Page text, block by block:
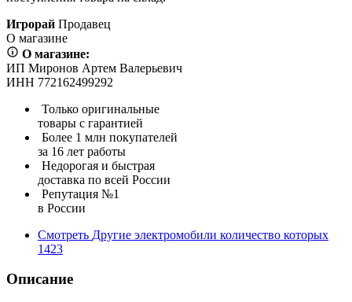
Игрорай Продавец
О магазине
О магазине:
ИП Миронов Артем Валерьевич
ИНН 772162499292
Только оригинальные
товары с гарантией
Более 1 млн покупателей
за 16 лет работы
Недорогая и быстрая
доставка по всей России
Репутация №1
в России
Смотреть Другие электромобили количество которых
1423
Описание